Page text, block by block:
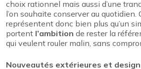
choix rationnel mais aussi d’une
l’on souhaite conserver au quotidien.
représentent donc bien plus qu’un
portent l’ambition de rester la
qui veulent rouler malin, sans
Nouveautés extérieures et design